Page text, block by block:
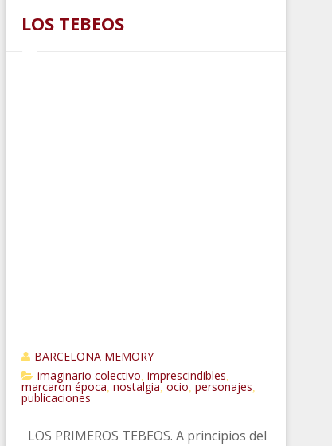
LOS TEBEOS
BARCELONA MEMORY
imaginario colectivo ,imprescindibles
marcaron época ,nostalgia ,ocio ,personajes
publicaciones
LOS PRIMEROS TEBEOS. A principios del